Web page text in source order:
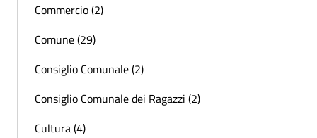
Commercio (2)
Comune (29)
Consiglio Comunale (2)
Consiglio Comunale dei Ragazzi (2)
Cultura (4)